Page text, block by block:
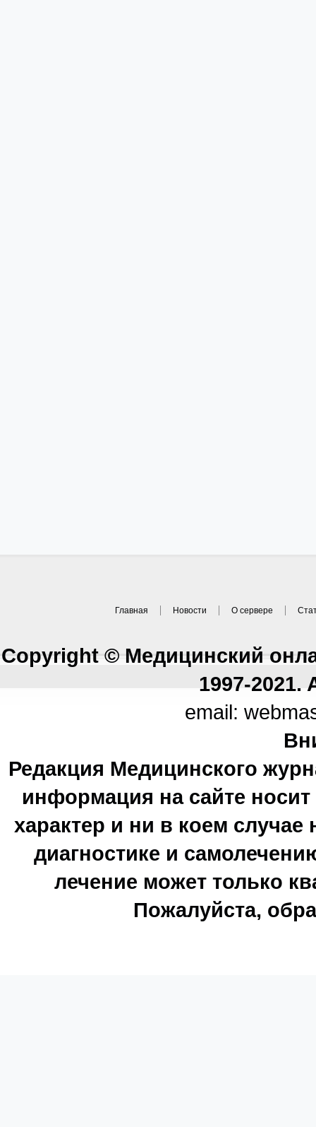
Главная Новости О сервере
Copyright © Медицинский
1997-2021.
email:
Редакция Медицинского
информация на сайте
характер и ни в коем
диагностике и
лечение может только
Пожалуйста,